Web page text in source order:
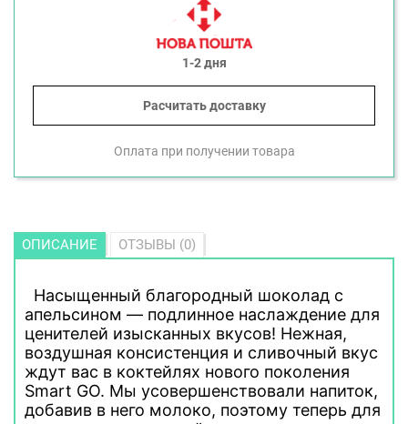
1-2 дня
Расчитать доставку
Оплата при получении товара
ОПИСАНИЕ ОТЗЫВЫ (0)
Насыщенный благородный шоколад с
апельсином — подлинное наслаждение для
ценителей изысканных вкусов! Нежная,
воздушная консистенция и сливочный вкус
ждут вас в коктейлях нового поколения
Smart GO. Мы усовершенствовали напиток,
добавив в него молоко, поэтому теперь для